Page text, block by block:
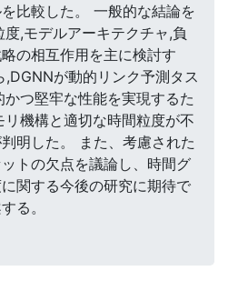
比較した。 一般的な結論を
,モデルアーキテクチャ,負
の相互作用を主に検討す
,DGNNが動的リンク予測タス
かつ堅牢な性能を実現するた
機構と適切な時間粒度が不
明した。 また、考慮された
トの欠点を議論し、時間グ
関する今後の研究に期待で
る。